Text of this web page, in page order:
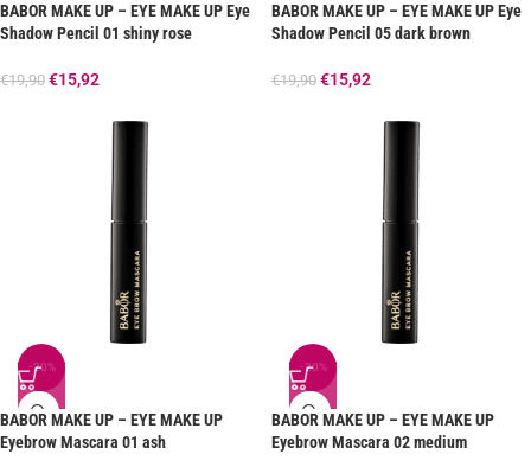
BABOR MAKE UP – EYE MAKE UP Eye
Shadow Pencil 01 shiny rose
€19,90 €15,92
BABOR MAKE UP – EYE MAKE UP Eye
Shadow Pencil 05 dark brown
€19,90 €15,92
-20%
BABOR MAKE UP – EYE MAKE UP
Eyebrow Mascara 01 ash
-20%
BABOR MAKE UP – EYE MAKE UP
Eyebrow Mascara 02 medium